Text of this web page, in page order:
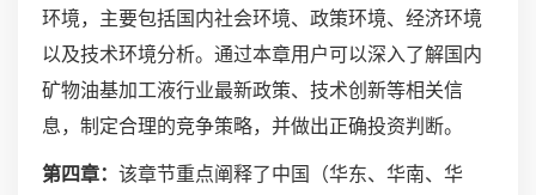
环境，主要包括国内社会环境、政策环境、经济环境
以及技术环境分析。通过本章用户可以深入了解国内
矿物油基加工液行业最新政策、技术创新等相关信
息，制定合理的竞争策略，并做出正确投资判断。
第四章： 该章节重点阐释了中国（华东、华南、华